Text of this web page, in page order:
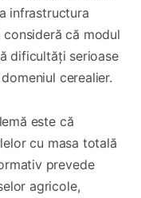
infrastructura
că modul
dificultăți serioase
cerealier.
este că
cu masa totală
prevede
agricole,